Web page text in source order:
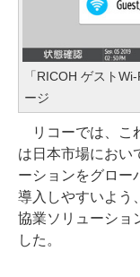
「RICOH ゲスト
ージ
リコーでは、こ
は日本市場におい
ーションをグロー
導入しやすいよう
協業ソリューショ
した。